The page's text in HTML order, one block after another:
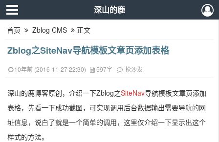
深山的鹿
首页 Zblog CMS 正文
Zblog之SiteNav导航模板文章页添加表格
10年前 (2016-11-27 22:30) 597字 抢沙发
深山的鹿博客原创，介绍一下Zblog之SiteNav导航模板文章页添加
表格，先看一下成功截图，可实现调用后台数据输出需要导航的网
址信息，说白了就是一个简单的调用，这里仅介绍一下显示出这个
样式的方法。